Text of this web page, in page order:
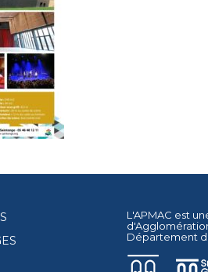
L'APMAC est
Département